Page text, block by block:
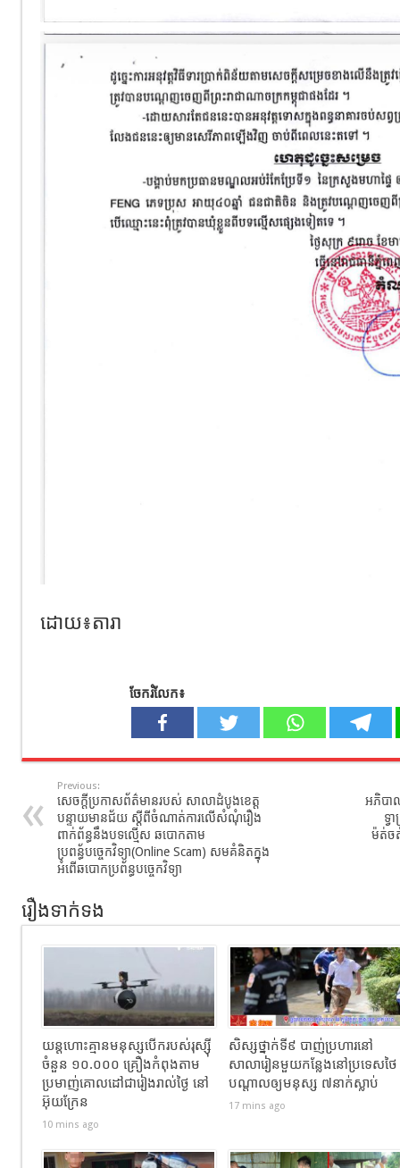
ដោយ៖តារា
ចែករំលែក៖
Previous:
សេចក្តីប្រកាសព័ត៌មានរបស់ សាលាដំបូងខេត្ត
បន្ទាយមានជ័យ ស្តីពីចំណាត់ការលើសំណុំរឿង
ពាក់ព័ន្ធនឹងបទល្មើស ឆបោកតាម
ប្រពន្ធ័បច្ចេកវិទ្យា(Online Scam) សមគំនិតក្នុង
អំពើឆបោកប្រព័ន្ធបច្ចេកវិទ្យា
អភិបា
ទ្វ
ម៉ត់ចត់
រឿងទាក់ទង
យន្តហោះគ្មានមនុស្សបើករបស់រុស្ស៊ី
ចំនួន ១០.០០០ គ្រឿងកំពុងតាម
ប្រមាញ់គោលដៅជារៀងរាល់ថ្ងៃ នៅ
អ៊ុយក្រែន
10 mins ago
សិស្សថ្នាក់ទី៩ បាញ់ប្រហារនៅ
សាលារៀនមួយកន្លែងនៅប្រទេសថៃ
បណ្តាលឲ្យមនុស្ស ៧នាក់ស្លាប់
17 mins ago